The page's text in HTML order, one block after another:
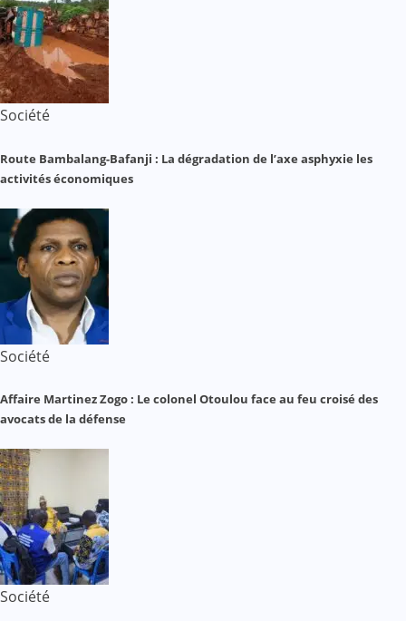
Société
Route Bambalang-Bafanji : La dégradation de l’axe asphyxie les
activités économiques
Société
Affaire Martinez Zogo : Le colonel Otoulou face au feu croisé des
avocats de la défense
Société